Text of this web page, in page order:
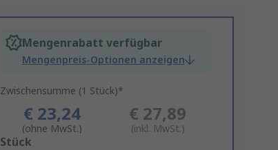
Mengenrabatt verfügbar
Mengenpreis-Optionen anzeigen
Zwischensumme (1 Stück)*
€ 23,24
(ohne MwSt.)
€ 27,89
(inkl. MwSt.)
Add
Stück